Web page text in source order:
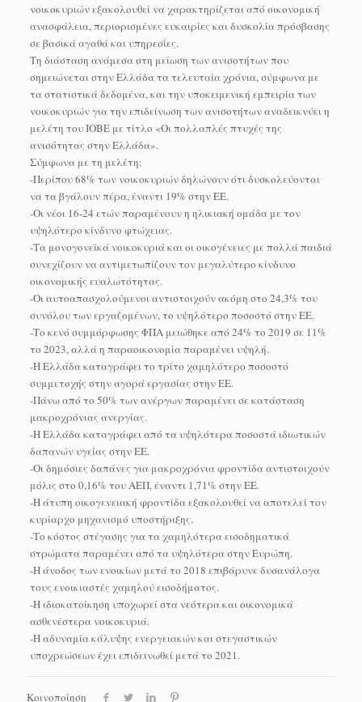
νοικοκυριών εξακολουθεί να χαρακτηρίζεται από οικονομική
ανασφάλεια, περιορισμένες ευκαιρίες και δυσκολία πρόσβασης
σε βασικά αγαθά και υπηρεσίες.
Τη διάσταση ανάμεσα στη μείωση των ανισοτήτων που
σημειώνεται στην Ελλάδα τα τελευταία χρόνια, σύμφωνα με
τα στατιστικά δεδομένα, και την υποκειμενική εμπειρία των
νοικοκυριών για την επιδείνωση των ανισοτήτων αναδεικνύει η
μελέτη του ΙΟΒΕ με τίτλο «Οι πολλαπλές πτυχές της
ανισότητας στην Ελλάδα».
Σύμφωνα με τη μελέτη:
-Περίπου 68% των νοικοκυριών δηλώνουν ότι δυσκολεύονται
να τα βγάλουν πέρα, έναντι 19% στην ΕΕ.
-Οι νέοι 16-24 ετών παραμένουν η ηλικιακή ομάδα με τον
υψηλότερο κίνδυνο φτώχειας.
-Τα μονογονεϊκά νοικοκυριά και οι οικογένειες με πολλά παιδιά
συνεχίζουν να αντιμετωπίζουν τον μεγαλύτερο κίνδυνο
οικονομικής ευαλωτότητας.
-Οι αυτοαπασχολούμενοι αντιστοιχούν ακόμη στο 24,3% του
συνόλου των εργαζομένων, το υψηλότερο ποσοστό στην ΕΕ.
-Το κενό συμμόρφωσης ΦΠΑ μειώθηκε από 24% το 2019 σε 11%
το 2023, αλλά η παραοικονομία παραμένει υψηλή.
-Η Ελλάδα καταγράφει το τρίτο χαμηλότερο ποσοστό
συμμετοχής στην αγορά εργασίας στην ΕΕ.
-Πάνω από το 50% των ανέργων παραμένει σε κατάσταση
μακροχρόνιας ανεργίας.
-Η Ελλάδα καταγράφει από τα υψηλότερα ποσοστά ιδιωτικών
δαπανών υγείας στην ΕΕ.
-Οι δημόσιες δαπάνες για μακροχρόνια φροντίδα αντιστοιχούν
μόλις στο 0,16% του ΑΕΠ, έναντι 1,71% στην ΕΕ.
-Η άτυπη οικογενειακή φροντίδα εξακολουθεί να αποτελεί τον
κυρίαρχο μηχανισμό υποστήριξης.
-Το κόστος στέγασης για τα χαμηλότερα εισοδηματικά
στρώματα παραμένει από τα υψηλότερα στην Ευρώπη.
-Η άνοδος των ενοικίων μετά το 2018 επιβάρυνε δυσανάλογα
τους ενοικιαστές χαμηλού εισοδήματος.
-Η ιδιοκατοίκηση υποχωρεί στα νεότερα και οικονομικά
ασθενέστερα νοικοκυριά.
-Η αδυναμία κάλυψης ενεργειακών και στεγαστικών
υποχρεώσεων έχει επιδεινωθεί μετά το 2021.
Κοινοποίηση